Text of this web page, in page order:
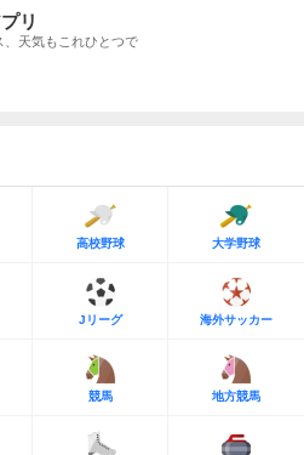
リ
、天気もこれひとつで
高校野球 大学野球
Jリーグ 海外サッカー
競馬 地方競馬